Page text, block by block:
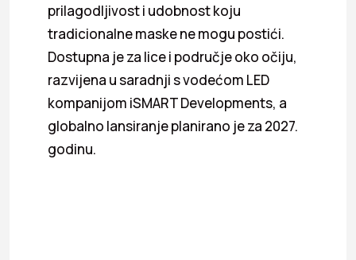
prilagodljivost i udobnost koju
tradicionalne maske ne mogu postići.
Dostupna je za lice i područje oko očiju,
razvijena u saradnji s vodećom LED
kompanijom iSMART Developments, a
globalno lansiranje planirano je za 2027.
godinu.